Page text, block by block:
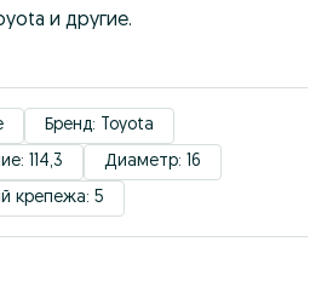
и другие.
Бренд: Toyota
114,3
Диаметр: 16
крепежа: 5